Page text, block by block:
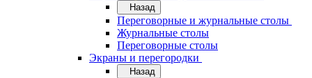
Назад
Переговорные и журнальные столы
Журнальные столы
Переговорные столы
Экраны и перегородки
Назад